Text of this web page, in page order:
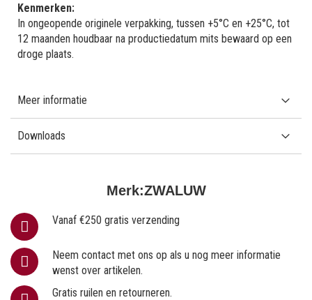
Merk:ZWALUW
Vanaf €250 gratis verzending
Neem contact met ons op als u nog meer informatie
wenst over artikelen.
Gratis ruilen en retourneren.
Kenmerken:
In ongeopende originele verpakking, tussen +5°C en +25°C, tot
12 maanden houdbaar na productiedatum mits bewaard op een
droge plaats.
Meer informatie
Downloads